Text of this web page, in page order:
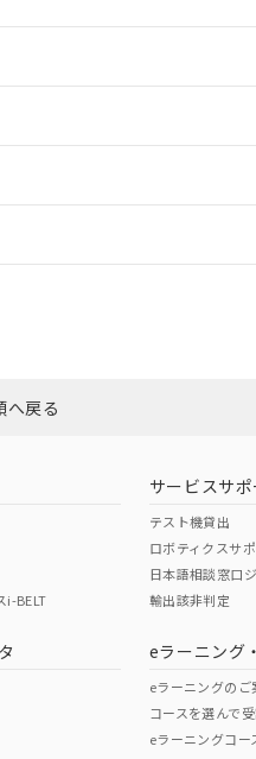
メリカ
この製品の規格認証/適合
の認証はこちらのページからご
へ戻る
i-BELT
サービスサポ
テスト機貸出
ロボティクスサ
日本語相談窓口
輸出該非判定
eラーニング
eラーニングのご
コースを選んで
eラーニングコー